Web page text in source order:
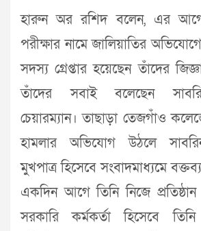
হারুন অর রশিদ বলেন, এর আগে
পরীক্ষার নামে জালিয়াতির
সদস্য গ্রেপ্তার হয়েছেন তাঁদের
তাঁদের সবাই বলেছেন
চেয়ারম্যান। তাছাড়া তেজগাঁও
হামলার অভিযোগ উঠলে
মুখপাত্র হিসেবে সংবাদমাধ্যমে
একদিন আগে তিনি নিজে
সরকারি কর্মকর্তা হিসেবে